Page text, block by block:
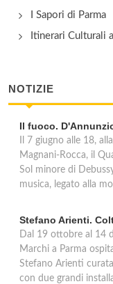
I Sapori di Parma
Itinerari Culturali
NOTIZIE
Il fuoco.
Il 7 giugno alle 18,
Magnani-Rocca, il
Sol minore di
musica, legato alla
Stefano Arienti.
Dal 19 ottobre al 14
Marchi a Parma
Stefano Arienti
con due grandi